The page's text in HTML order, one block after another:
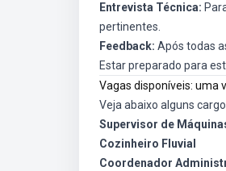
Entrevista Técnica:
pertinentes.
Feedback: Após todas
Estar preparado para
Vagas disponíveis: uma
Veja abaixo alguns
Supervisor de
Cozinheiro Fluvial
Coordenador